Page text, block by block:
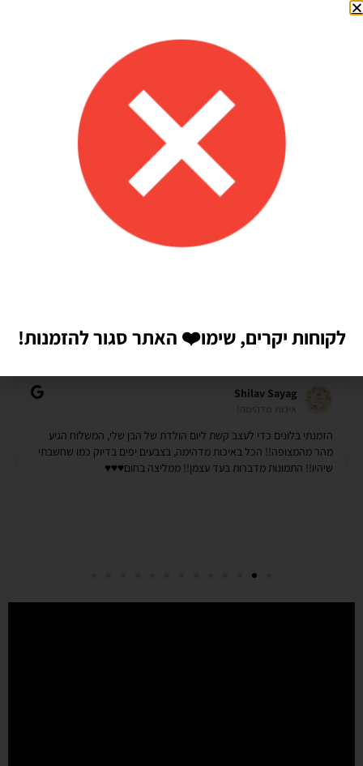
Shilav Sayag
איכות מדהימה!
הזמנתי בלונים כדי לעצב קשת ליום הולדת של הבן שלי, המשלוח הגיע
מהר מהמצופה!! הכל באיכות מדהימה, בצבעים יפים בדיוק כמו שחשבתי
שיהיו!! התמונות מדברות בעד עצמן!! ממליצה בחום♥️♥️♥️
לקוחות יקרים, שימו❤️ האתר סגור להזמנות!